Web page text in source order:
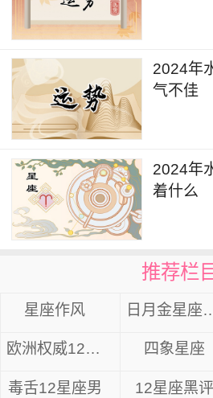
2024年
气不佳
2024年
着什么
推荐栏
星座作风 日月金
欧洲权威12星座分析 四象星座
毒舌12星座男 12星座黑评